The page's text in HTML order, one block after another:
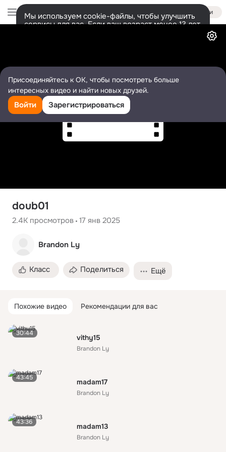
doub01
2.4K просмотров 17 янв 2025
Brandon Ly
Класс Поделиться Ещё
Похожие видео Рекомендации для вас
30:44 vithy15
Brandon Ly
43:45 madam17
Brandon Ly
43:36 madam13
Brandon Ly
Войти
Мы используем cookie-файлы, чтобы улучшить
сервисы для вас. Если ваш возраст менее 13 лет,
Присоединяйтесь к ОК, чтобы посмотреть больше
интересных видео и найти новых друзей.
Войти Зарегистрироваться